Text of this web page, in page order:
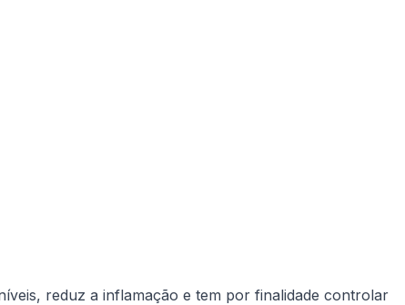
reduz a inflamação e tem por finalidade controlar